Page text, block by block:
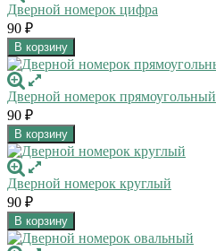
Дверной номерок цифра
90 ₽
В корзину
Дверной номерок прямоугольный
90 ₽
В корзину
Дверной номерок круглый
90 ₽
В корзину